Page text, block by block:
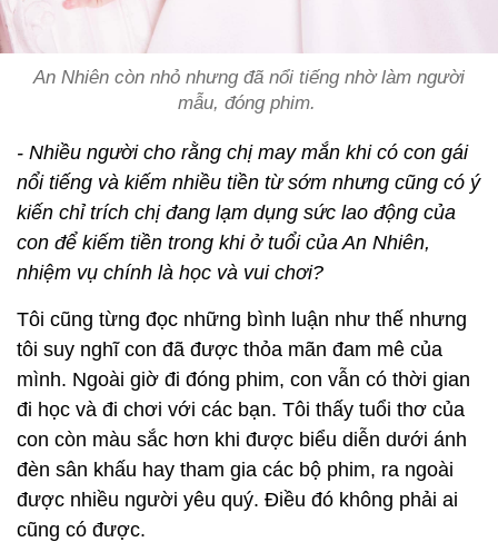
An Nhiên còn nhỏ nhưng đã nổi tiếng nhờ làm người
mẫu, đóng phim.
- Nhiều người cho rằng chị may mắn khi có con gái
nổi tiếng và kiếm nhiều tiền từ sớm nhưng cũng có ý
kiến chỉ trích chị đang lạm dụng sức lao động của
con để kiếm tiền trong khi ở tuổi của An Nhiên,
nhiệm vụ chính là học và vui chơi?
Tôi cũng từng đọc những bình luận như thế nhưng
tôi suy nghĩ con đã được thỏa mãn đam mê của
mình. Ngoài giờ đi đóng phim, con vẫn có thời gian
đi học và đi chơi với các bạn. Tôi thấy tuổi thơ của
con còn màu sắc hơn khi được biểu diễn dưới ánh
đèn sân khấu hay tham gia các bộ phim, ra ngoài
được nhiều người yêu quý. Điều đó không phải ai
cũng có được.